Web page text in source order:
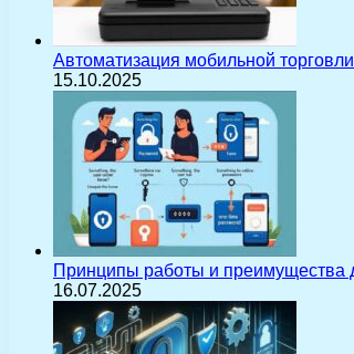
Автоматизация мобильной
15.10.2025
Принципы работы и преимущества
16.07.2025